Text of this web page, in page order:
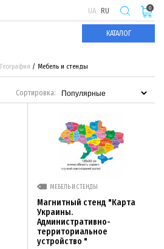
UA RU
КАТАЛОГ
0
География Мебель и стенды
Сортировка:
МЕБЕЛЬ И СТЕНДЫ
Магнитный стенд "Карта
Украины.
Административно-
территориальное
устройство "